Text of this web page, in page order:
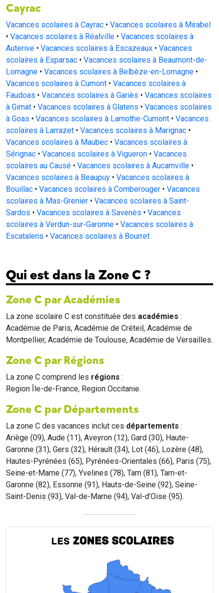
Cayrac
Vacances scolaires à Cayrac • Vacances scolaires à Mirabel
• Vacances scolaires à Réalville • Vacances scolaires à
Auterive • Vacances scolaires à Escazeaux • Vacances
scolaires à Esparsac • Vacances scolaires à Beaumont-de-
Lomagne • Vacances scolaires à Belbèze-en-Lomagne •
Vacances scolaires à Cumont • Vacances scolaires à
Faudoas • Vacances scolaires à Gariès • Vacances scolaires
à Gimat • Vacances scolaires à Glatens • Vacances scolaires
à Goas • Vacances scolaires à Lamothe-Cumont • Vacances
scolaires à Larrazet • Vacances scolaires à Marignac •
Vacances scolaires à Maubec • Vacances scolaires à
Sérignac • Vacances scolaires à Vigueron • Vacances
scolaires au Causé • Vacances scolaires à Aucamville •
Vacances scolaires à Beaupuy • Vacances scolaires à
Bouillac • Vacances scolaires à Comberouger • Vacances
scolaires à Mas-Grenier • Vacances scolaires à Saint-
Sardos • Vacances scolaires à Savenès • Vacances
scolaires à Verdun-sur-Garonne • Vacances scolaires à
Escatalens • Vacances scolaires à Bourret
Qui est dans la Zone C ?
Zone C par Académies
La zone scolaire C est constituée des académies :
Académie de Paris, Académie de Créteil, Académie de
Montpellier, Académie de Toulouse, Académie de Versailles.
Zone C par Régions
La zone C comprend les régions :
Region Île-de-France, Region Occitanie.
Zone C par Départements
La zone C des vacances inclut ces départements :
Ariège (09), Aude (11), Aveyron (12), Gard (30), Haute-
Garonne (31), Gers (32), Hérault (34), Lot (46), Lozère (48),
Hautes-Pyrénées (65), Pyrénées-Orientales (66), Paris (75),
Seine-et-Marne (77), Yvelines (78), Tarn (81), Tarn-et-
Garonne (82), Essonne (91), Hauts-de-Seine (92), Seine-
Saint-Denis (93), Val-de-Marne (94), Val-d’Oise (95).